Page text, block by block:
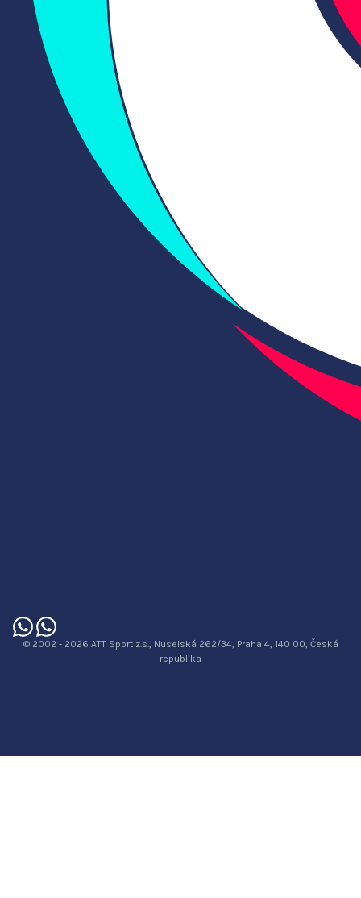
© 2002 - 2026 ATT Sport z.s., Nuselská 262/34, Praha 4, 140 00, Česká
republika